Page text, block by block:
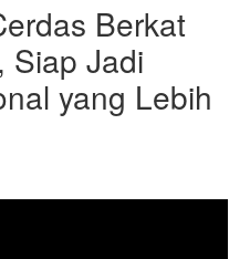
Berkat
Siap Jadi
yang Lebih